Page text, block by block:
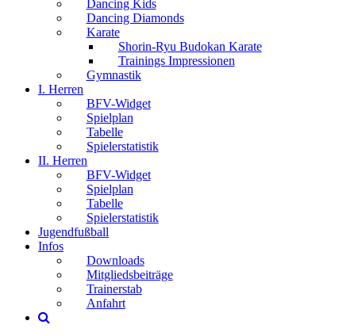
Dancing Kids
Dancing Diamonds
Karate
Shorin-Ryu Budokan Karate
Trainings Impressionen
Gymnastik
I. Herren
BFV-Widget
Spielplan
Tabelle
Spielerstatistik
II. Herren
BFV-Widget
Spielplan
Tabelle
Spielerstatistik
Jugendfußball
Infos
Downloads
Mitgliedsbeiträge
Trainerstab
Anfahrt